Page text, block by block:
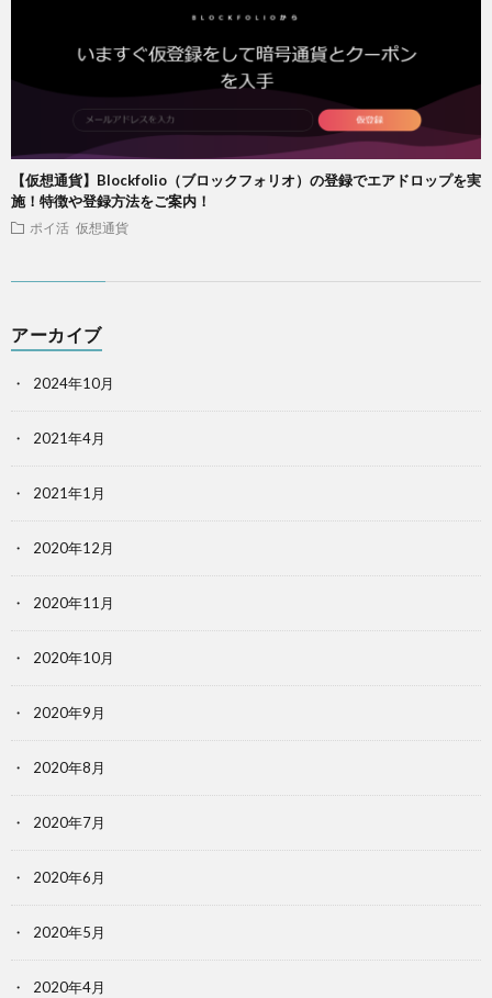
【仮想通貨】Blockfolio（ブロックフォリオ）の登録でエアドロップを実
施！特徴や登録方法をご案内！
ポイ活 仮想通貨
アーカイブ
2024年10月
2021年4月
2021年1月
2020年12月
2020年11月
2020年10月
2020年9月
2020年8月
2020年7月
2020年6月
2020年5月
2020年4月